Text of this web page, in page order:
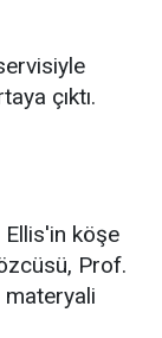
çıktı.
Ellis'in köşe
Prof.